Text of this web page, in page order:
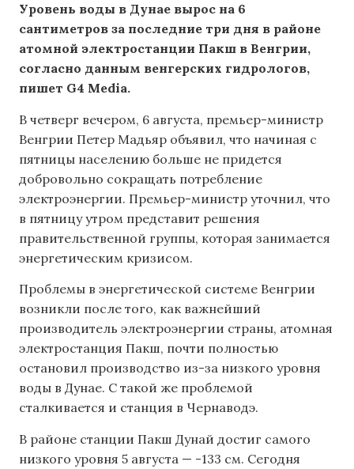
Уровень воды в Дунае вырос на 6
сантиметров за последние три дня в районе
атомной электростанции Пакш в Венгрии,
согласно данным венгерских гидрологов,
пишет G4 Media.
В четверг вечером, 6 августа, премьер-министр
Венгрии Петер Мадьяр объявил, что начиная с
пятницы населению больше не придется
добровольно сокращать потребление
электроэнергии. Премьер-министр уточнил, что
в пятницу утром представит решения
правительственной группы, которая занимается
энергетическим кризисом.
Проблемы в энергетической системе Венгрии
возникли после того, как важнейший
производитель электроэнергии страны, атомная
электростанция Пакш, почти полностью
остановил производство из-за низкого уровня
воды в Дунае. С такой же проблемой
сталкивается и станция в Чернаводэ.
В районе станции Пакш Дунай достиг самого
низкого уровня 5 августа — -133 см. Сегодня